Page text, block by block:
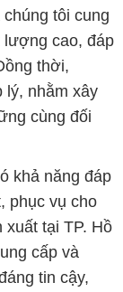
tôi cung
lượng cao, đáp
thời,
lý, nhằm xây
cùng đối
khả năng đáp
phục vụ cho
tại TP. Hồ
cấp và
tin cậy,